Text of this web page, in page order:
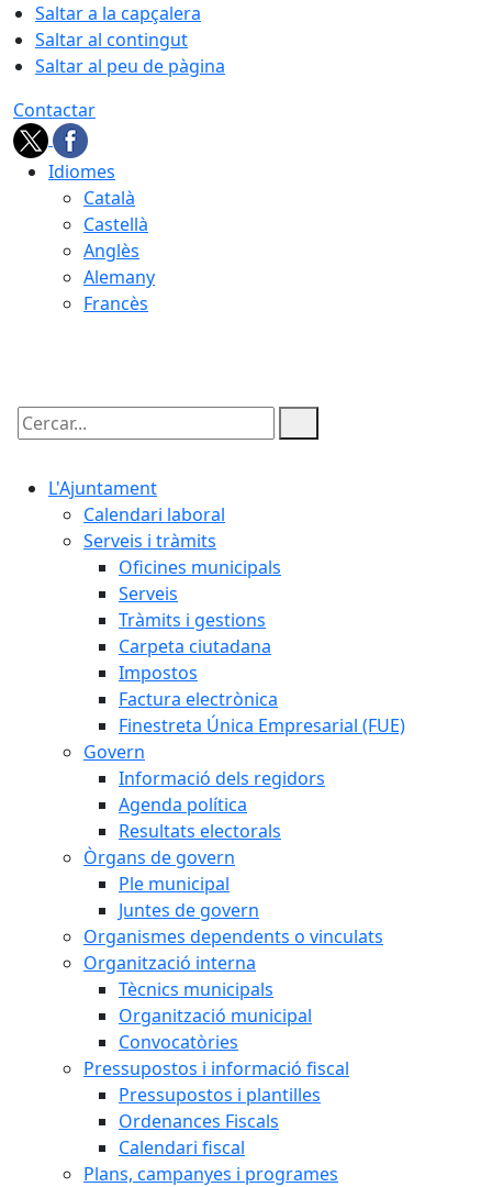
Saltar a la capçalera
Saltar al contingut
Saltar al peu de pàgina
Contactar
Idiomes
Català
Castellà
Anglès
Alemany
Francès
Cercar:
L'Ajuntament
Calendari laboral
Serveis i tràmits
Oficines municipals
Serveis
Tràmits i gestions
Carpeta ciutadana
Impostos
Factura electrònica
Finestreta Única Empresarial (FUE)
Govern
Informació dels regidors
Agenda política
Resultats electorals
Òrgans de govern
Ple municipal
Juntes de govern
Organismes dependents o vinculats
Organització interna
Tècnics municipals
Organització municipal
Convocatòries
Pressupostos i informació fiscal
Pressupostos i plantilles
Ordenances Fiscals
Calendari fiscal
Plans, campanyes i programes